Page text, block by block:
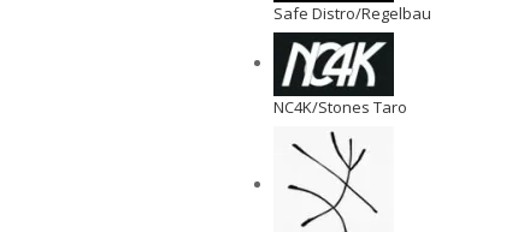
Safe Distro/Regelbau
NC4K/Stones Taro